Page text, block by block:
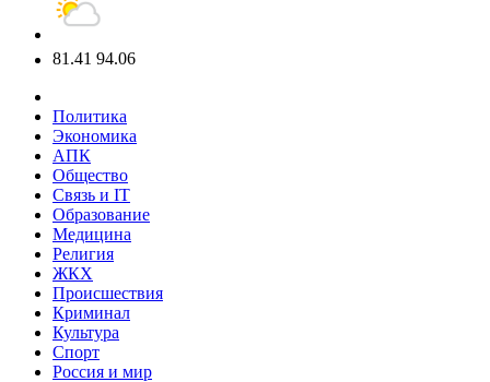
81.41 94.06
Политика
Экономика
АПК
Общество
Связь и IT
Образование
Медицина
Религия
ЖКХ
Происшествия
Криминал
Культура
Спорт
Россия и мир